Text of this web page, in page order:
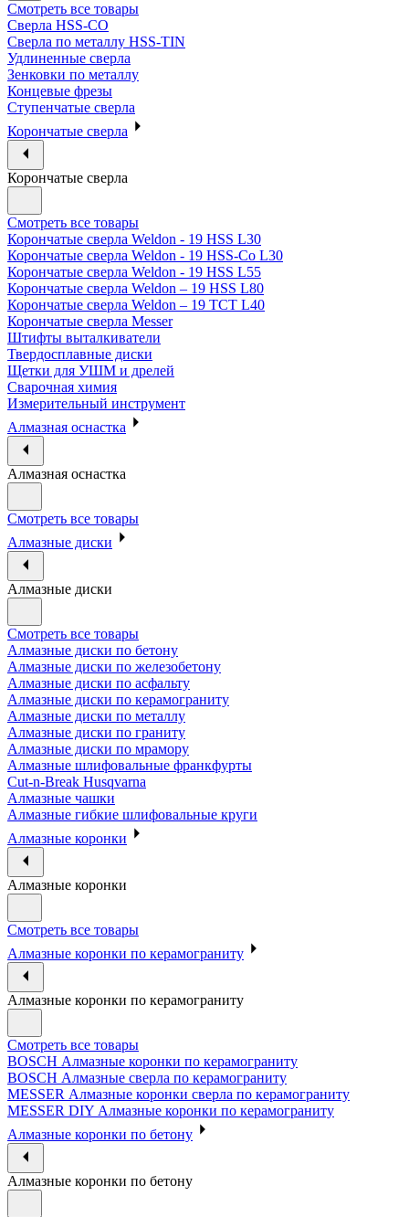
Смотреть все товары
Сверла HSS-CO
Сверла по металлу HSS-TIN
Удлиненные сверла
Зенковки по металлу
Концевые фрезы
Ступенчатые сверла
Корончатые сверла
Корончатые сверла
Смотреть все товары
Корончатые сверла Weldon - 19 HSS L30
Корончатые сверла Weldon - 19 HSS-Co L30
Корончатые сверла Weldon - 19 HSS L55
Корончатые сверла Weldon – 19 HSS L80
Корончатые сверла Weldon – 19 TCT L40
Корончатые сверла Messer
Штифты выталкиватели
Твердосплавные диски
Щетки для УШМ и дрелей
Сварочная химия
Измерительный инструмент
Алмазная оснастка
Алмазная оснастка
Смотреть все товары
Алмазные диски
Алмазные диски
Смотреть все товары
Алмазные диски по бетону
Алмазные диски по железобетону
Алмазные диски по асфальту
Алмазные диски по керамограниту
Алмазные диски по металлу
Алмазные диски по граниту
Алмазные диски по мрамору
Алмазные шлифовальные франкфурты
Cut-n-Break Husqvarna
Алмазные чашки
Алмазные гибкие шлифовальные круги
Алмазные коронки
Алмазные коронки
Смотреть все товары
Алмазные коронки по керамограниту
Алмазные коронки по керамограниту
Смотреть все товары
BOSCH Алмазные коронки по керамограниту
BOSCH Алмазные сверла по керамограниту
MESSER Алмазные коронки сверла по керамограниту
MESSER DIY Алмазные коронки по керамограниту
Алмазные коронки по бетону
Алмазные коронки по бетону